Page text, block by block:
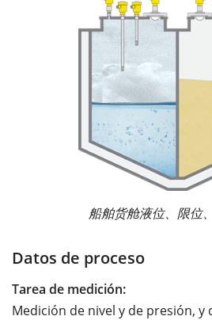
船舶货舱液位、限位
Datos de proceso
Tarea de medición:
Medición de nivel y de presión, y